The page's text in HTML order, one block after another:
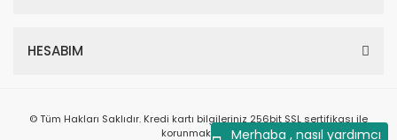
Merhaba , nasıl yardımcı
HESABIM
© Tüm Hakları Saklıdır. Kredi kartı bilgileriniz 256bit SSL sertifikası ile
korunmaktadır.